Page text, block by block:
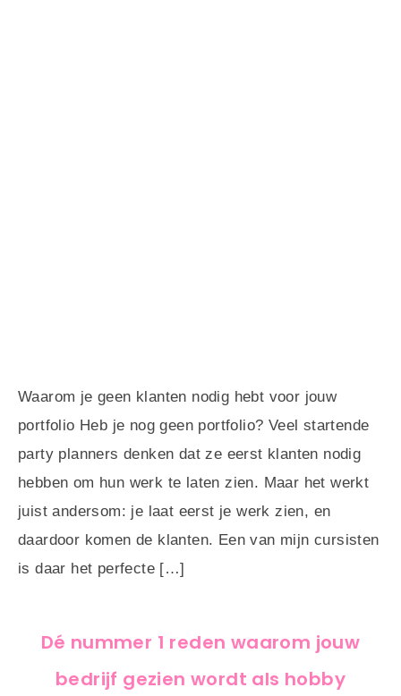
Waarom je geen klanten nodig hebt voor jouw
portfolio Heb je nog geen portfolio? Veel startende
party planners denken dat ze eerst klanten nodig
hebben om hun werk te laten zien. Maar het werkt
juist andersom: je laat eerst je werk zien, en
daardoor komen de klanten. Een van mijn cursisten
is daar het perfecte […]
Dé nummer 1 reden waarom jouw
bedrijf gezien wordt als hobby